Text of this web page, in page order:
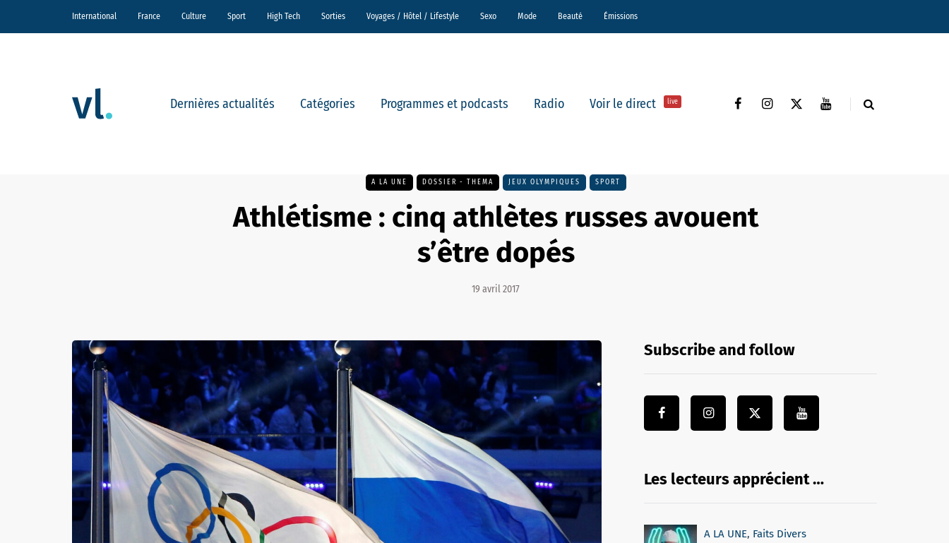
International France Culture Sport High Tech Sorties Voyages / Hôtel / Lifestyle Sexo Mode Beauté Émissions
Dernières actualités Catégories Programmes et podcasts Radio Voir le direct live
A LA UNE DOSSIER - THEMA JEUX OLYMPIQUES SPORT
Athlétisme : cinq athlètes russes avouent
s’être dopés
19 avril 2017
Subscribe and follow
Les lecteurs apprécient …
A LA UNE, Faits Divers